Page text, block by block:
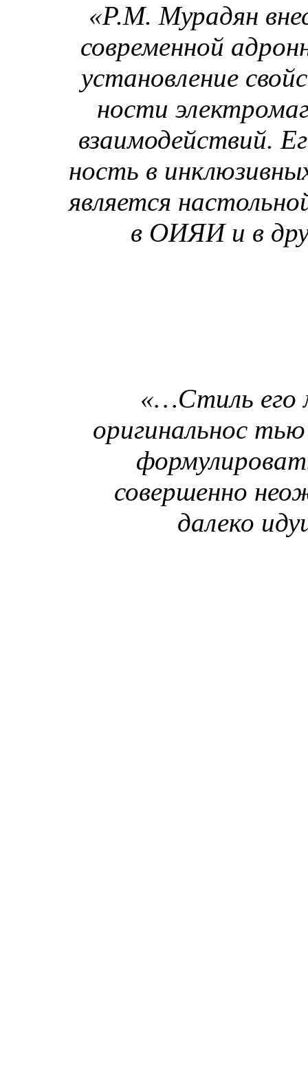
«Р.М. Мурадян
современной
установление
ности
взаимодействий.
ность в
является
в ОИЯИ и в
«…Стиль его
оригинальнос
совершенно
далеко